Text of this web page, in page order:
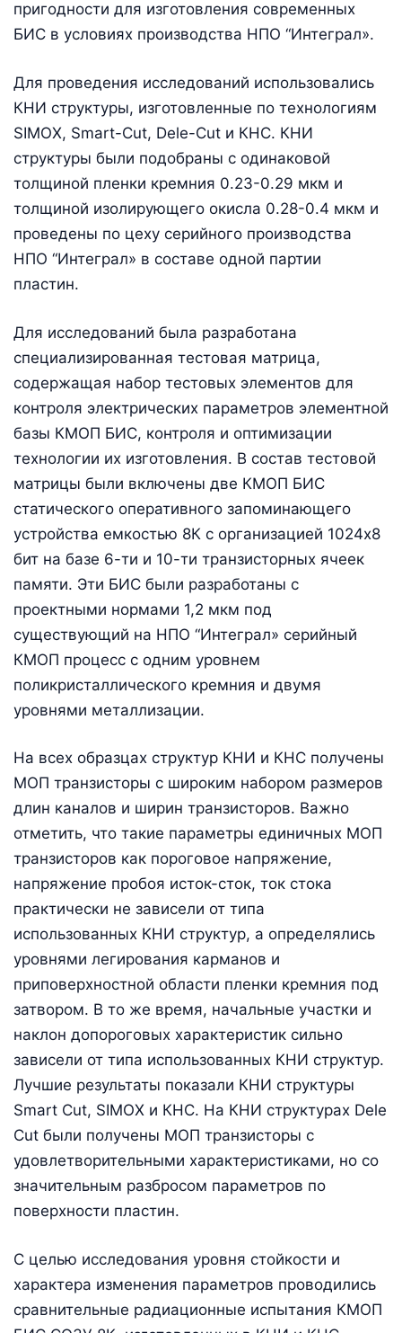
пригодности для изготовления современных
БИС в условиях производства НПО “Интеграл».
Для проведения исследований использовались
КНИ структуры, изготовленные по технологиям
SIMOX, Smart-Cut, Dele-Cut и КНС. КНИ
структуры были подобраны с одинаковой
толщиной пленки кремния 0.23-0.29 мкм и
толщиной изолирующего окисла 0.28-0.4 мкм и
проведены по цеху серийного производства
НПО “Интеграл» в составе одной партии
пластин.
Для исследований была разработана
специализированная тестовая матрица,
содержащая набор тестовых элементов для
контроля электрических параметров элементной
базы КМОП БИС, контроля и оптимизации
технологии их изготовления. В состав тестовой
матрицы были включены две КМОП БИС
статического оперативного запоминающего
устройства емкостью 8К c организацией 1024х8
бит на базе 6-ти и 10-ти транзисторных ячеек
памяти. Эти БИС были разработаны с
проектными нормами 1,2 мкм под
существующий на НПО “Интеграл» серийный
КМОП процесс с одним уровнем
поликристаллического кремния и двумя
уровнями металлизации.
На всех образцах структур КНИ и КНС получены
МОП транзисторы с широким набором размеров
длин каналов и ширин транзисторов. Важно
отметить, что такие параметры единичных МОП
транзисторов как пороговое напряжение,
напряжение пробоя исток-сток, ток стока
практически не зависели от типа
использованных КНИ структур, а определялись
уровнями легирования карманов и
приповерхностной области пленки кремния под
затвором. В то же время, начальные участки и
наклон допороговых характеристик сильно
зависели от типа использованных КНИ структур.
Лучшие результаты показали КНИ структуры
Smart Cut, SIMOX и КНС. На КНИ структурах Dele
Cut были получены МОП транзисторы с
удовлетворительными характеристиками, но со
значительным разбросом параметров по
поверхности пластин.
С целью исследования уровня стойкости и
характера изменения параметров проводились
сравнительные радиационные испытания КМОП